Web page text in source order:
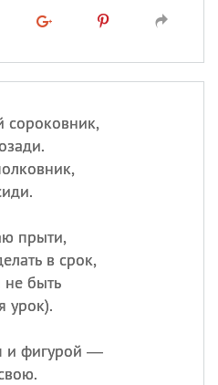
сороковник,
прыти,
в срок,
не быть
урок).
и фигурой —